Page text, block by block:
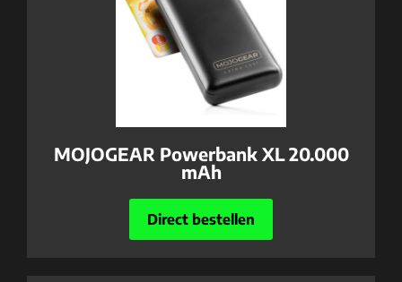
MOJOGEAR Powerbank XL 20.000
mAh
Direct bestellen